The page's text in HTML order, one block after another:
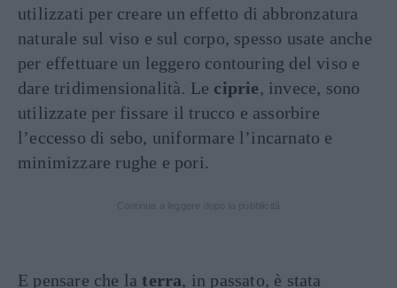
utilizzati per creare un effetto di abbronzatura
naturale sul viso e sul corpo, spesso usate anche
per effettuare un leggero contouring del viso e
dare tridimensionalità. Le ciprie, invece, sono
utilizzate per fissare il trucco e assorbire
l’eccesso di sebo, uniformare l’incarnato e
minimizzare rughe e pori.
E pensare che laterra, in passato, è stata